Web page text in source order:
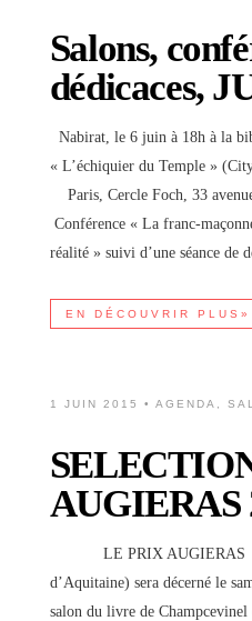
Salons,
dédicaces,
Nabirat, le 6 juin à 18h à la
« L’échiquier du Temple »
Paris, Cercle Foch, 33
Conférence « La franc-
réalité » suivi d’une séance
EN DÉCOUVRIR PLUS»
1 JUIN 2015 • AGENDA
AUGIERAS
LE PRIX AUGIERAS
d’Aquitaine) sera décerné le
salon du livre de